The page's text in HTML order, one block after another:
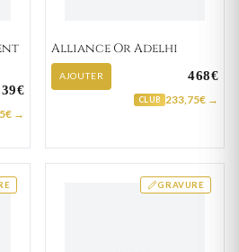
39€
→
Alliance Or Adelhi
AJOUTER 468€
CLUB 233,75€ →
GRAVURE